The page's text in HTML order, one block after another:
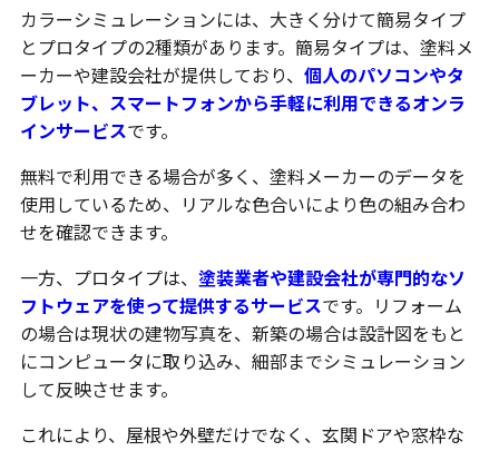
カラーシミュレーションには、大きく分けて簡易タイプ
とプロタイプの2種類があります。簡易タイプは、塗料メ
ーカーや建設会社が提供しており、 個人のパソコンやタ
ブレット、スマートフォンから手軽に利用できるオンラ
インサービスです。
無料で利用できる場合が多く、塗料メーカーのデータを
使用しているため、リアルな色合いにより色の組み合わ
せを確認できます。
一方、プロタイプは、 塗装業者や建設会社が専門的なソ
フトウェアを使って提供するサービスです。リフォーム
の場合は現状の建物写真を、新築の場合は設計図をもと
にコンピュータに取り込み、細部までシミュレーション
して反映させます。
これにより、屋根や外壁だけでなく、玄関ドアや窓枠な